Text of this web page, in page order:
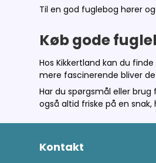
Til en god fuglebog hører
Køb gode
Hos Kikkertland kan du
mere fascinerende bliver
Har du spørgsmål eller
også altid friske på en
Kontakt